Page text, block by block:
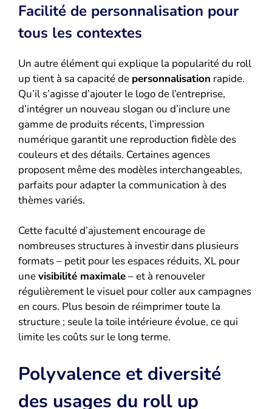
Facilité de personnalisation pour
tous les contextes
Un autre élément qui explique la popularité du roll
up tient à sa capacité de personnalisation rapide.
Qu’il s’agisse d’ajouter le logo de l’entreprise,
d’intégrer un nouveau slogan ou d’inclure une
gamme de produits récents, l’impression
numérique garantit une reproduction fidèle des
couleurs et des détails. Certaines agences
proposent même des modèles interchangeables,
parfaits pour adapter la communication à des
thèmes variés.
Cette faculté d’ajustement encourage de
nombreuses structures à investir dans plusieurs
formats – petit pour les espaces réduits, XL pour
unevisibilité maximale– et à renouveler
régulièrement le visuel pour coller aux campagnes
en cours. Plus besoin de réimprimer toute la
structure ; seule la toile intérieure évolue, ce qui
limite les coûts sur le long terme.
Polyvalence et diversité
des usages du roll up